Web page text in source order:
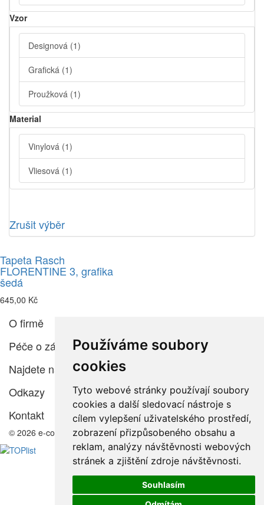
Používáme soubory
cookies
Tyto webové stránky používají soubory
cookies a další sledovací nástroje s
cílem vylepšení uživatelského prostředí,
zobrazení přizpůsobeného obsahu a
reklam, analýzy návštěvnosti webových
stránek a zjištění zdroje návštěvnosti.
Souhlasím
Vzor
Designová (1)
Grafická (1)
Proužková (1)
Material
Vinylová (1)
Vliesová (1)
Zrušit výběr
Tapeta Rasch
FLORENTINE 3, grafika
šedá
645,00 Kč
O firmě
Péče o zákazníka
Najdete nás
Odkazy
Kontakt
© 2026 e-color.cz